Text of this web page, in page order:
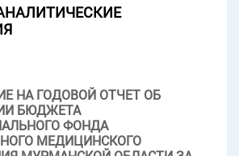
НА ГОДОВОЙ ОТЧЕТ ОБ
БЮДЖЕТА
ФОНДА
МЕДИЦИНСКОГО